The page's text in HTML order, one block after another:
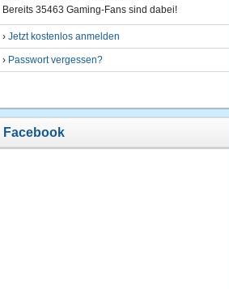
Bereits 35463 Gaming-Fans sind dabei!
› Jetzt kostenlos anmelden
› Passwort vergessen?
Facebook